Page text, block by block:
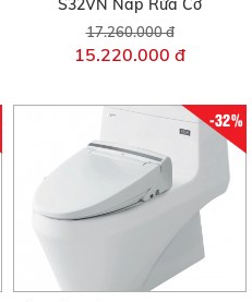
S32VN Nắp Rửa Cơ
17.260.000 đ
15.220.000 đ
-32%